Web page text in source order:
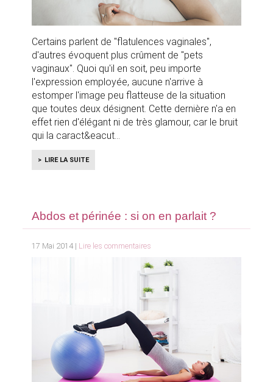
Certains parlent de "flatulences vaginales",
d'autres évoquent plus crûment de "pets
vaginaux". Quoi qu'il en soit, peu importe
l'expression employée, aucune n'arrive à
estomper l'image peu flatteuse de la situation
que toutes deux désignent. Cette dernière n'a en
effet rien d'élégant ni de très glamour, car le bruit
qui la caract&eacut
LIRE LA SUITE
Abdos et périnée : si on en parlait ?
17 Mai 2014 | Lire les commentaires